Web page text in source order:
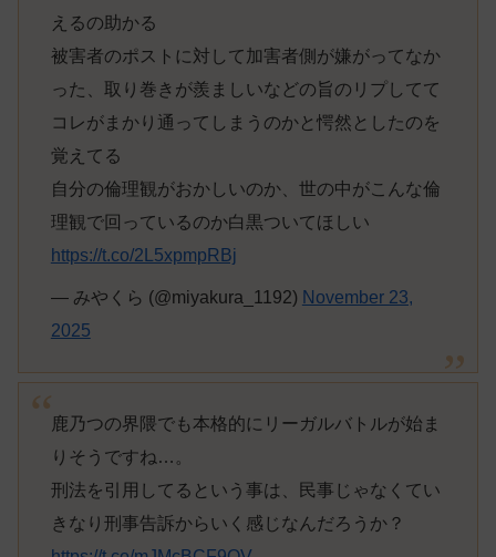
えるの助かる
被害者のポストに対して加害者側が嫌がってなか
った、取り巻きが羨ましいなどの旨のリプしてて
コレがまかり通ってしまうのかと愕然としたのを
覚えてる
自分の倫理観がおかしいのか、世の中がこんな倫
理観で回っているのか白黒ついてほしい
https://t.co/2L5xpmpRBj
— みやくら (@miyakura_1192) November 23,
2025
鹿乃つの界隈でも本格的にリーガルバトルが始ま
りそうですね…。
刑法を引用してるという事は、民事じゃなくてい
きなり刑事告訴からいく感じなんだろうか？